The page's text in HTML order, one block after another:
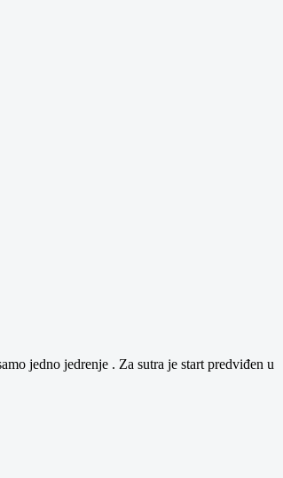
jedno jedrenje . Za sutra je start predviđen u